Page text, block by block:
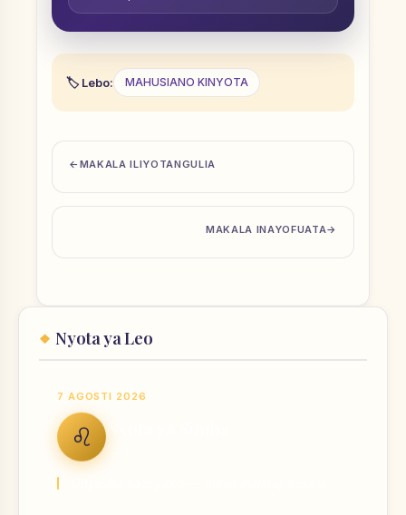
Lebo: MAHUSIANO KINYOTA
MAKALA ILIYOTANGULIA
MAKALA INAYOFUATA
Nyota ya Leo
7 AGOSTI 2026
♌